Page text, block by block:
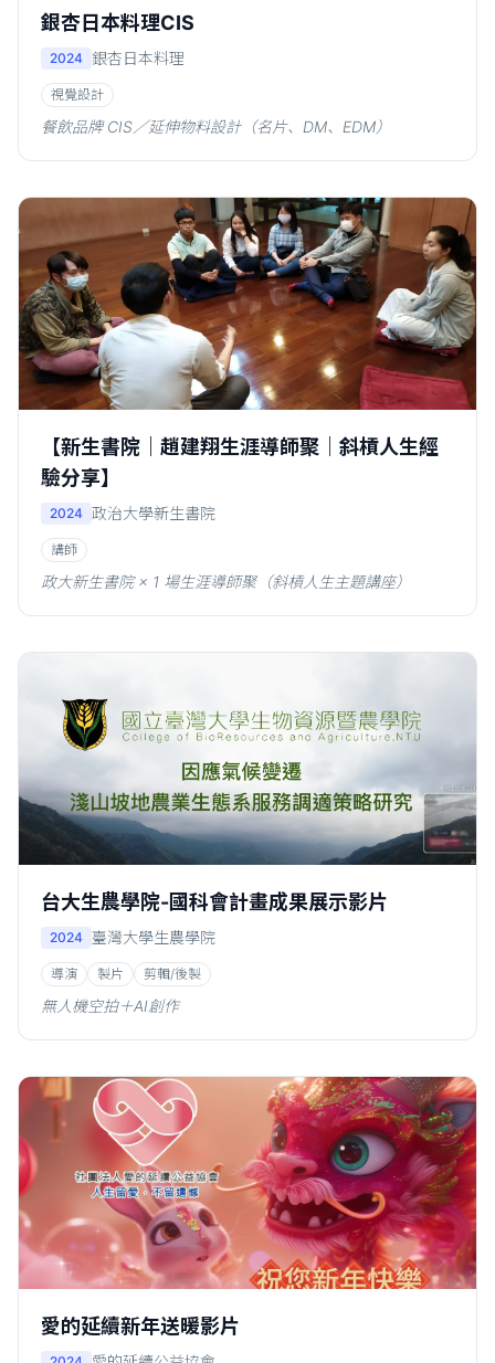
銀杏日本料理CIS
2024 銀杏日本料理
視覺設計
餐飲品牌 CIS／延伸物料設計（名片、DM、EDM）
【新生書院｜趙建翔生涯導師聚｜斜槓人生經
驗分享】
2024 政治大學新生書院
講師
政大新生書院 × 1 場生涯導師聚（斜槓人生主題講座）
台大生農學院-國科會計畫成果展示影片
2024 臺灣大學生農學院
導演 製片 剪輯/後製
無人機空拍＋AI創作
愛的延續新年送暖影片